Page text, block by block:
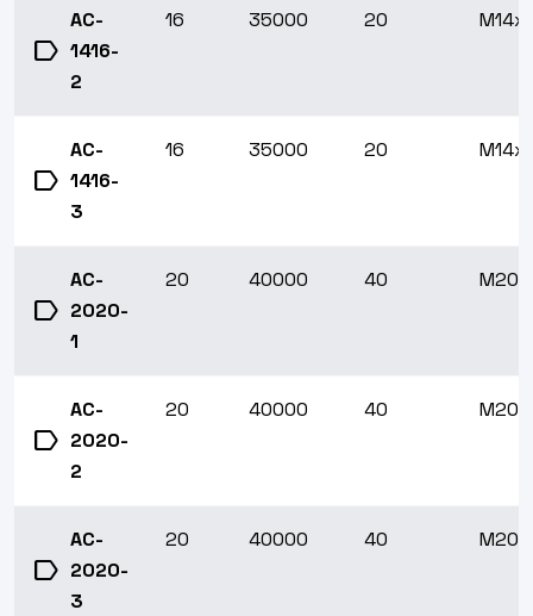
label
AC-
1416-
2
16 35000 20
label
AC-
1416-
3
16 35000 20
label
AC-
2020-
1
20 40000 40
label
AC-
2020-
2
20 40000 40
label
AC-
2020-
3
20 40000 40